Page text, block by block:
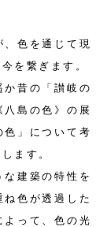
色を通じて現
を繋ぎます。
昔の「讃岐の
島の色》の展
色」について考
ます。
建築の特性を
色が透過した
って、色の光